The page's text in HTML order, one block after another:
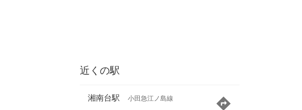
近くの駅
湘南台駅 小田急江ノ島線